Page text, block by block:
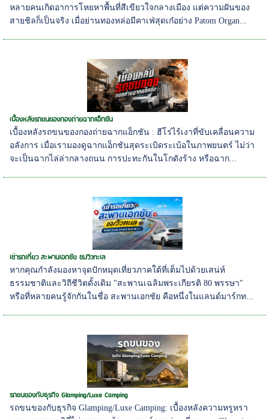
หลายคนเกิดอาการโหยหาพื้นที่สีเขียวใจกลางเมือง แต่ความฝันของ
สายชิลก็เป็นจริง เมื่อย่านทองหล่อมีคาเฟ่สุดเก๋อย่าง Patom Organ...
เบื้องหลังรถขนของกองถ่ายฉากแอ็กชัน
เบื้องหลังรถขนของกองถ่ายฉากแอ็กชัน : ฮีโร่ไร้เงาที่ขับเคลื่อนความ
อลังการ เมื่อเรามองดูฉากแอ็กชันสุดระเบิดระเบ้อในภาพยนตร์ ไม่ว่า
จะเป็นฉากไล่ล่ากลางถนน การปะทะกันในโกดังร้าง หรือฉาก...
เช่ารถเที่ยว สะพานเอกชัย ชมวิวทะเล
หากคุณกำลังมองหาจุดปักหมุดเที่ยวภาคใต้ที่เต็มไปด้วยเสน่ห์
ธรรมชาติและวิถีชีวิตดั้งเดิม "สะพานเฉลิมพระเกียรติ 80 พรรษา"
หรือที่หลายคนรู้จักกันในชื่อ สะพานเอกชัย คือหนึ่งในแลนด์มาร์กท...
รถขนของกับธุรกิจ Glamping/Luxe Camping
รถขนของกับธุรกิจ Glamping/Luxe Camping: เบื้องหลังความหรูหรา